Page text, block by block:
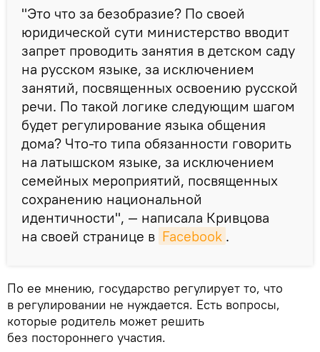
"Это что за безобразие? По своей
юридической сути министерство вводит
запрет проводить занятия в детском саду
на русском языке, за исключением
занятий, посвященных освоению русской
речи. По такой логике следующим шагом
будет регулирование языка общения
дома? Что-то типа обязанности говорить
на латышском языке, за исключением
семейных мероприятий, посвященных
сохранению национальной
идентичности", — написала Кривцова
на своей странице в Facebook .
По ее мнению, государство регулирует то, что
в регулировании не нуждается. Есть вопросы,
которые родитель может решить
без постороннего участия.